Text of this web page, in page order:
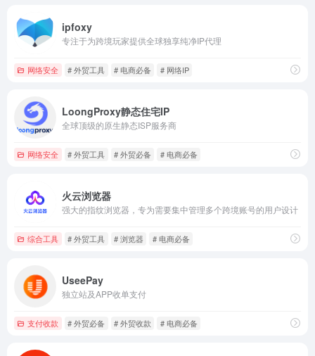
ipfoxy
专注于为跨境玩家提供全球独享纯净IP代理
网络安全 # 外贸工具 # 电商必备 # 网络IP
LoongProxy静态住宅IP
全球顶级的原生静态ISP服务商
网络安全 # 外贸工具 # 外贸必备 # 电商必备
火云浏览器
强大的指纹浏览器，专为需要集中管理多个跨境账号的用户设计
综合工具 # 外贸工具 # 浏览器 # 电商必备
UseePay
独立站及APP收单支付
支付收款 # 外贸必备 # 外贸收款 # 电商必备